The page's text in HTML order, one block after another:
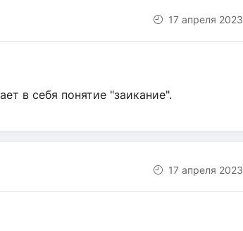
17 апреля 2023
в себя понятие "заикание".
17 апреля 2023